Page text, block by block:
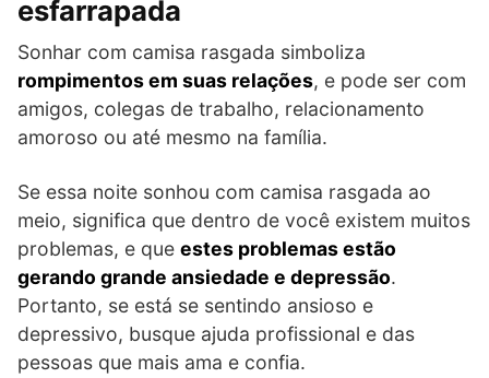
esfarrapada
Sonhar com camisa rasgada simboliza
rompimentos em suas relações, e pode ser com
amigos, colegas de trabalho, relacionamento
amoroso ou até mesmo na família.
Se essa noite sonhou com camisa rasgada ao
meio, significa que dentro de você existem muitos
problemas, e que estes problemas estão
gerando grande ansiedade e depressão.
Portanto, se está se sentindo ansioso e
depressivo, busque ajuda profissional e das
pessoas que mais ama e confia.